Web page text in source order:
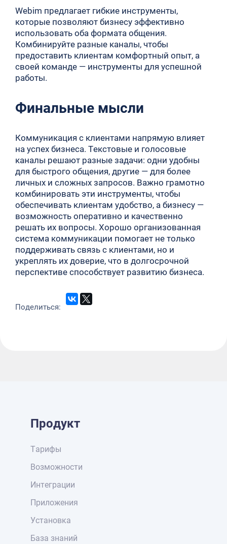
Webim предлагает гибкие инструменты,
которые позволяют бизнесу эффективно
использовать оба формата общения.
Комбинируйте разные каналы, чтобы
предоставить клиентам комфортный опыт, а
своей команде — инструменты для успешной
работы.
Финальные мысли
Коммуникация с клиентами напрямую влияет
на успех бизнеса. Текстовые и голосовые
каналы решают разные задачи: одни удобны
для быстрого общения, другие — для более
личных и сложных запросов. Важно грамотно
комбинировать эти инструменты, чтобы
обеспечивать клиентам удобство, а бизнесу —
возможность оперативно и качественно
решать их вопросы. Хорошо организованная
система коммуникации помогает не только
поддерживать связь с клиентами, но и
укреплять их доверие, что в долгосрочной
перспективе способствует развитию бизнеса.
Поделиться:
Продукт
Тарифы
Возможности
Интеграции
Приложения
Установка
База знаний